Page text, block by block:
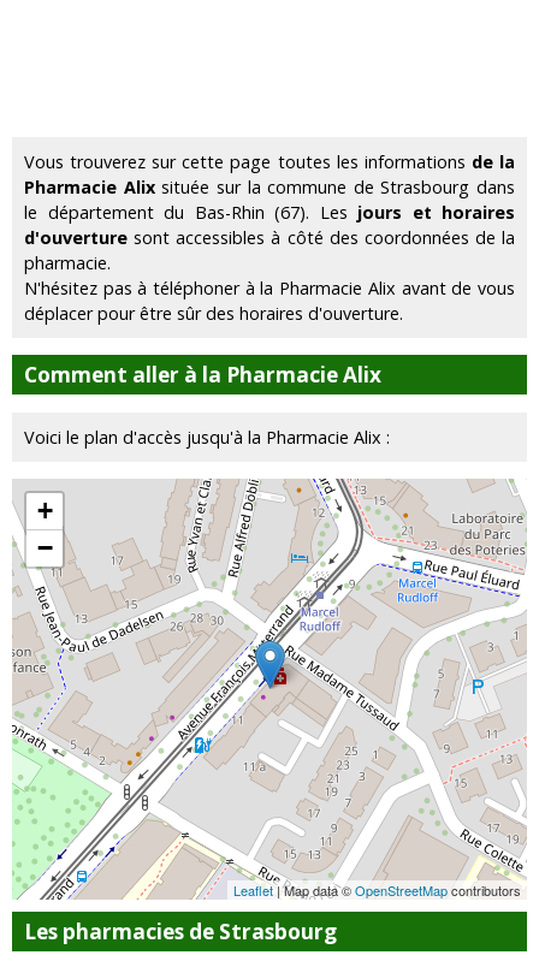
Vous trouverez sur cette page toutes les informations de la
Pharmacie Alixsituée sur la commune de Strasbourg dans
le département du Bas-Rhin (67). Les jours et horaires
d'ouverture sont accessibles à côté des coordonnées de la
pharmacie.
N'hésitez pas à téléphoner à la Pharmacie Alix avant de vous
déplacer pour être sûr des horaires d'ouverture.
Comment aller à la Pharmacie Alix
Voici le plan d'accès jusqu'à la Pharmacie Alix :
+
−
Leaflet| Map data ©OpenStreetMapcontributors
Les pharmacies de Strasbourg